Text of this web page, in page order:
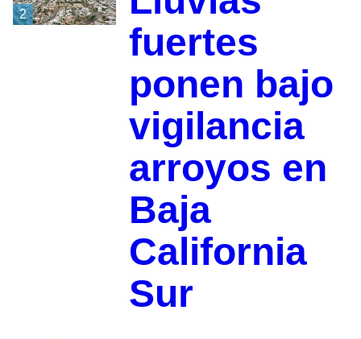
2
fuertes
ponen bajo
vigilancia
arroyos en
Baja
California
Sur